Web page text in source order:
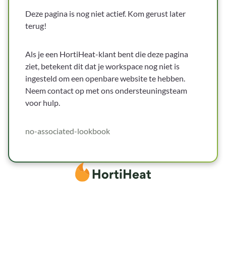
Deze pagina is nog niet actief. Kom gerust later
terug!
Als je een HortiHeat-klant bent die deze pagina
ziet, betekent dit dat je workspace nog niet is
ingesteld om een openbare website te hebben.
Neem contact op met ons ondersteuningsteam
voor hulp.
no-associated-lookbook